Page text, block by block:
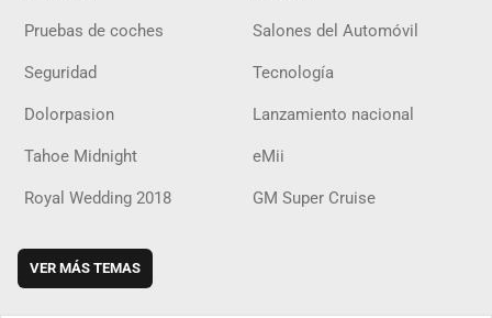
Pruebas de coches Salones del Automóvil
Seguridad Tecnología
Dolorpasion Lanzamiento nacional
Tahoe Midnight eMii
Royal Wedding 2018 GM Super Cruise
VER MÁS TEMAS